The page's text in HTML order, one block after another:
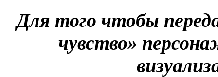
Для того чтобы
чувство»